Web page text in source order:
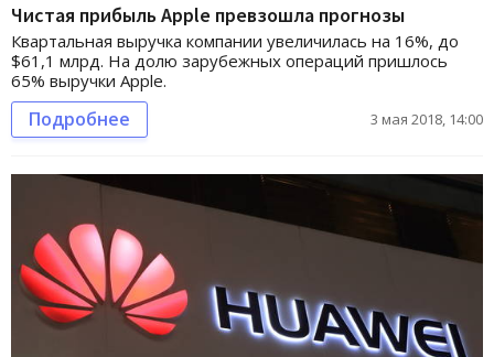
Чистая прибыль Apple превзошла прогнозы
Квартальная выручка компании увеличилась на 16%, до
$61,1 млрд. На долю зарубежных операций пришлось
65% выручки Apple.
Подробнее 3 мая 2018, 14:00